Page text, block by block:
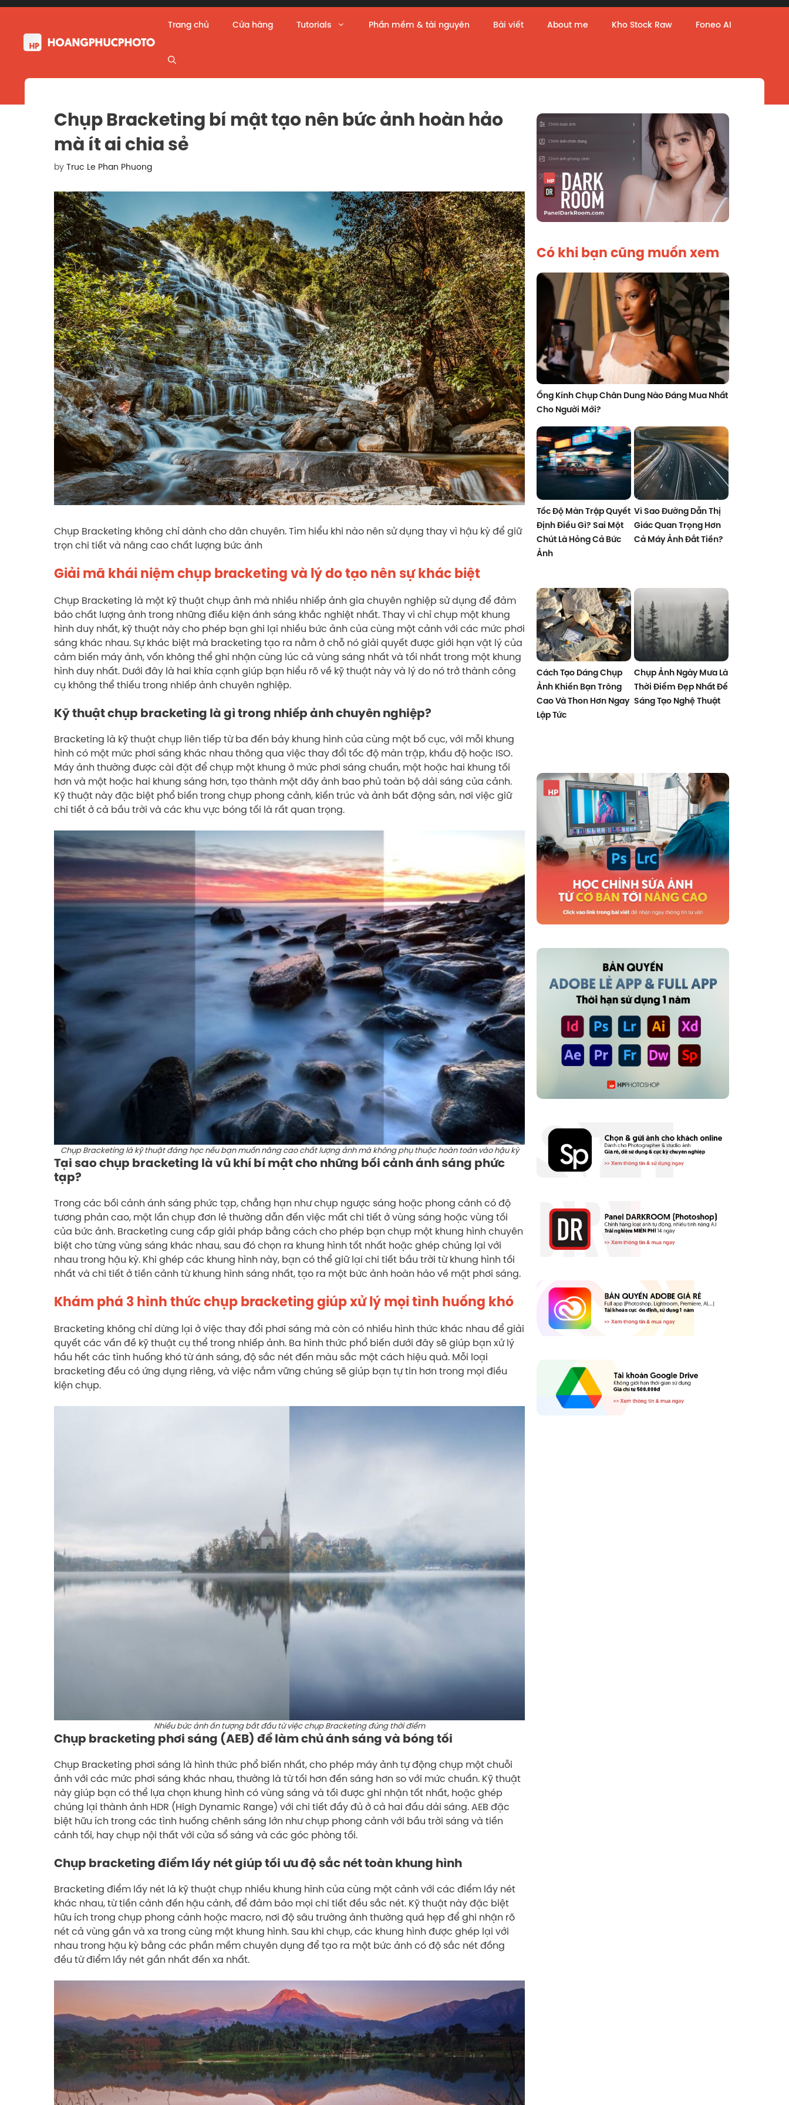
Skip
content
Trang chủ Cửa hàng Tutorials Phần mềm & tài nguyên Bài viết About me Kho Stock Raw Foneo AI
Chụp Bracketing bí mật tạo nên bức ảnh hoàn hảo
mà ít ai chia sẻ
by Truc Le Phan Phuong
Chụp Bracketing không chỉ dành cho dân chuyên. Tìm hiểu khi nào nên sử dụng thay vì hậu kỳ để giữ
trọn chi tiết và nâng cao chất lượng bức ảnh
Giải mã khái niệm chụp bracketing và lý do tạo nên sự khác biệt
Chụp Bracketing là một kỹ thuật chụp ảnh mà nhiều nhiếp ảnh gia chuyên nghiệp sử dụng để đảm
bảo chất lượng ảnh trong những điều kiện ánh sáng khắc nghiệt nhất. Thay vì chỉ chụp một khung
hình duy nhất, kỹ thuật này cho phép bạn ghi lại nhiều bức ảnh của cùng một cảnh với các mức phơi
sáng khác nhau. Sự khác biệt mà bracketing tạo ra nằm ở chỗ nó giải quyết được giới hạn vật lý của
cảm biến máy ảnh, vốn không thể ghi nhận cùng lúc cả vùng sáng nhất và tối nhất trong một khung
hình duy nhất. Dưới đây là hai khía cạnh giúp bạn hiểu rõ về kỹ thuật này và lý do nó trở thành công
cụ không thể thiếu trong nhiếp ảnh chuyên nghiệp.
Kỹ thuật chụp bracketing là gì trong nhiếp ảnh chuyên nghiệp?
Bracketing là kỹ thuật chụp liên tiếp từ ba đến bảy khung hình của cùng một bố cục, với mỗi khung
hình có một mức phơi sáng khác nhau thông qua việc thay đổi tốc độ màn trập, khẩu độ hoặc ISO.
Máy ảnh thường được cài đặt để chụp một khung ở mức phơi sáng chuẩn, một hoặc hai khung tối
hơn và một hoặc hai khung sáng hơn, tạo thành một dãy ảnh bao phủ toàn bộ dải sáng của cảnh.
Kỹ thuật này đặc biệt phổ biến trong chụp phong cảnh, kiến trúc và ảnh bất động sản, nơi việc giữ
chi tiết ở cả bầu trời và các khu vực bóng tối là rất quan trọng.
Chụp Bracketing là kỹ thuật đáng học nếu bạn muốn nâng cao chất lượng ảnh mà không phụ thuộc hoàn toàn vào hậu kỳ
Tại sao chụp bracketing là vũ khí bí mật cho những bối cảnh ánh sáng phức
tạp?
Trong các bối cảnh ánh sáng phức tạp, chẳng hạn như chụp ngược sáng hoặc phong cảnh có độ
tương phản cao, một lần chụp đơn lẻ thường dẫn đến việc mất chi tiết ở vùng sáng hoặc vùng tối
của bức ảnh. Bracketing cung cấp giải pháp bằng cách cho phép bạn chụp một khung hình chuyên
biệt cho từng vùng sáng khác nhau, sau đó chọn ra khung hình tốt nhất hoặc ghép chúng lại với
nhau trong hậu kỳ. Khi ghép các khung hình này, bạn có thể giữ lại chi tiết bầu trời từ khung hình tối
nhất và chi tiết ở tiền cảnh từ khung hình sáng nhất, tạo ra một bức ảnh hoàn hảo về mặt phơi sáng.
Khám phá 3 hình thức chụp bracketing giúp xử lý mọi tình huống khó
Bracketing không chỉ dừng lại ở việc thay đổi phơi sáng mà còn có nhiều hình thức khác nhau để giải
quyết các vấn đề kỹ thuật cụ thể trong nhiếp ảnh. Ba hình thức phổ biến dưới đây sẽ giúp bạn xử lý
hầu hết các tình huống khó từ ánh sáng, độ sắc nét đến màu sắc một cách hiệu quả. Mỗi loại
bracketing đều có ứng dụng riêng, và việc nắm vững chúng sẽ giúp bạn tự tin hơn trong mọi điều
kiện chụp.
Nhiều bức ảnh ấn tượng bắt đầu từ việc chụp Bracketing đúng thời điểm
Chụp bracketing phơi sáng (AEB) để làm chủ ánh sáng và bóng tối
Chụp Bracketing phơi sáng là hình thức phổ biến nhất, cho phép máy ảnh tự động chụp một chuỗi
ảnh với các mức phơi sáng khác nhau, thường là từ tối hơn đến sáng hơn so với mức chuẩn. Kỹ thuật
này giúp bạn có thể lựa chọn khung hình có vùng sáng và tối được ghi nhận tốt nhất, hoặc ghép
chúng lại thành ảnh HDR (High Dynamic Range) với chi tiết đầy đủ ở cả hai đầu dải sáng. AEB đặc
biệt hữu ích trong các tình huống chênh sáng lớn như chụp phong cảnh với bầu trời sáng và tiền
cảnh tối, hay chụp nội thất với cửa sổ sáng và các góc phòng tối.
Chụp bracketing điểm lấy nét giúp tối ưu độ sắc nét toàn khung hình
Bracketing điểm lấy nét là kỹ thuật chụp nhiều khung hình của cùng một cảnh với các điểm lấy nét
khác nhau, từ tiền cảnh đến hậu cảnh, để đảm bảo mọi chi tiết đều sắc nét. Kỹ thuật này đặc biệt
hữu ích trong chụp phong cảnh hoặc macro, nơi độ sâu trường ảnh thường quá hẹp để ghi nhận rõ
nét cả vùng gần và xa trong cùng một khung hình. Sau khi chụp, các khung hình được ghép lại với
nhau trong hậu kỳ bằng các phần mềm chuyên dụng để tạo ra một bức ảnh có độ sắc nét đồng
đều từ điểm lấy nét gần nhất đến xa nhất.
Có khi bạn cũng muốn xem
Ống Kính Chụp Chân Dung Nào Đáng Mua Nhất
Cho Người Mới?
Tốc Độ Màn Trập Quyết
Định Điều Gì? Sai Một
Chút Là Hỏng Cả Bức
Ảnh
Vì Sao Đường Dẫn Thị
Giác Quan Trọng Hơn
Cả Máy Ảnh Đắt Tiền?
Cách Tạo Dáng Chụp
Ảnh Khiến Bạn Trông
Cao Và Thon Hơn Ngay
Lập Tức
Chụp Ảnh Ngày Mưa Là
Thời Điểm Đẹp Nhất Để
Sáng Tạo Nghệ Thuật